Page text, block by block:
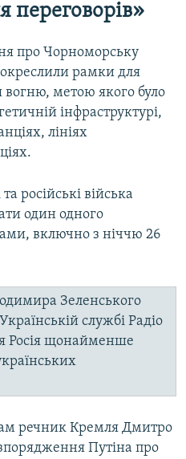
переговорів»
про Чорноморську
рамки для
метою якого було
інфраструктурі,
лініях
російські війська
один одного
включно з ніччю 26
Зеленського
службі Радіо
Росія щонайменше
речник Кремля Дмитро
Путіна про